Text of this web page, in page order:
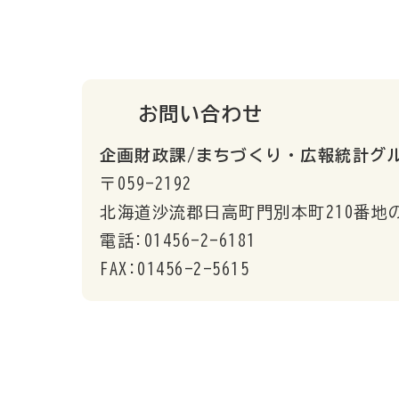
お問い合わせ
企画財政課/まちづくり・広報統計グ
〒059-2192
北海道沙流郡日高町門別本町210番地
電話:01456-2-6181
FAX:01456-2-5615